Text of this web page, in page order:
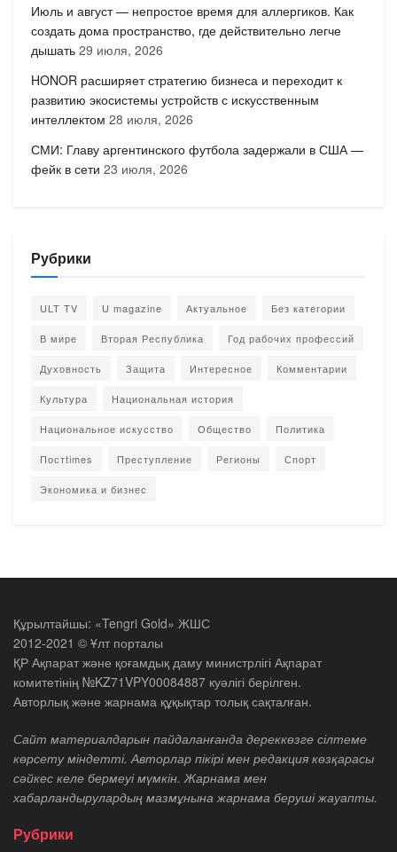
Июль и август — непростое время для аллергиков. Как
создать дома пространство, где действительно легче
дышать 29 июля, 2026
HONOR расширяет стратегию бизнеса и переходит к
развитию экосистемы устройств с искусственным
интеллектом 28 июля, 2026
СМИ: Главу аргентинского футбола задержали в США —
фейк в сети 23 июля, 2026
Рубрики
ULT TV U magazine Актуальное Без категории
В мире Вторая Республика Год рабочих профессий
Духовность Защита Интересное Комментарии
Культура Национальная история
Национальное искусство Общество Политика
Постtimes Преступление Регионы Спорт
Экономика и бизнес
Құрылтайшы: «Tengri Gold» ЖШС
2012-2021 © Ұлт порталы
ҚР Ақпарат және қоғамдық даму министрлігі Ақпарат
комитетінің №KZ71VPY00084887 куәлігі берілген.
Авторлық және жарнама құқықтар толық сақталған.
Сайт материалдарын пайдаланғанда дереккөзге сілтеме
көрсету міндетті. Авторлар пікірі мен редакция көзқарасы
сәйкес келе бермеуі мүмкін. Жарнама мен
хабарландырулардың мазмұнына жарнама беруші жауапты.
Рубрики